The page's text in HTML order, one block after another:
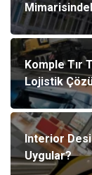
Komple Tır
Lojistik
Interior
Uygular?